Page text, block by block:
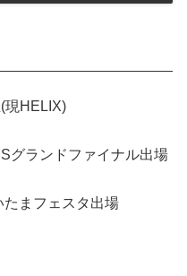
現HELIX)
グランドファイナル出場
まフェスタ出場